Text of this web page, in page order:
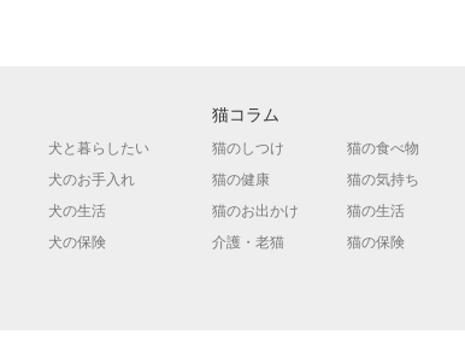
犬と暮らしたい
犬のお手入れ
犬の生活
犬の保険
猫コラム
猫のしつけ 猫の食べ物
猫の健康
猫の気持ち
猫のお出かけ
猫の生活
介護・老猫
猫の保険